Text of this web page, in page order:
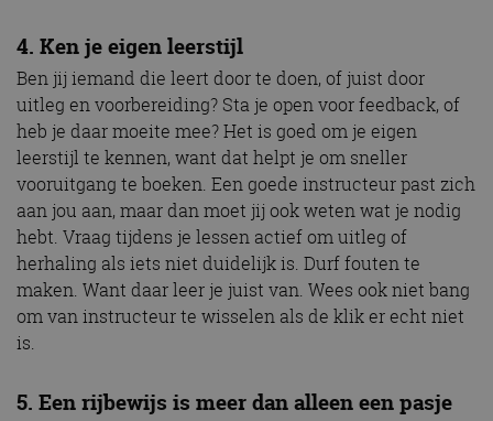
4. Ken je eigen leerstijl
Ben jij iemand die leert door te doen, of juist door
uitleg en voorbereiding? Sta je open voor feedback, of
heb je daar moeite mee? Het is goed om je eigen
leerstijl te kennen, want dat helpt je om sneller
vooruitgang te boeken. Een goede instructeur past zich
aan jou aan, maar dan moet jij ook weten wat je nodig
hebt. Vraag tijdens je lessen actief om uitleg of
herhaling als iets niet duidelijk is. Durf fouten te
maken. Want daar leer je juist van. Wees ook niet bang
om van instructeur te wisselen als de klik er echt niet
is.
5. Een rijbewijs is meer dan alleen een pasje